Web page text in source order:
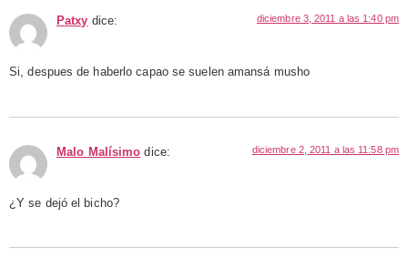
Patxy dice: diciembre 3, 2011 a las 1:40 pm
Si, despues de haberlo capao se suelen amansá musho
Malo Malísimo dice: diciembre 2, 2011 a las 11:58 pm
¿Y se dejó el bicho?